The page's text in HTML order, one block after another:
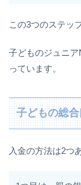
この3つのステッ
子どものジュニ
っています。
子どもの総
入金の方法は2つ